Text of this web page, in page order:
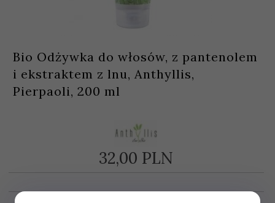
Bio Odżywka do włosów, z pantenolem
i ekstraktem z lnu, Anthyllis,
Pierpaoli, 200 ml
32,00 PLN